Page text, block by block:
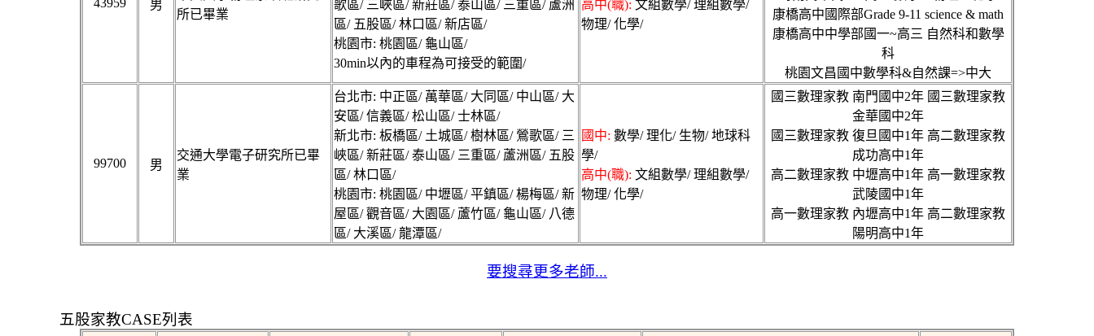
43959 男
所已畢業
歌區/ 三峽區/ 新莊區/ 泰山區/ 三重區/ 蘆洲
區/ 五股區/ 林口區/ 新店區/
桃園市: 桃園區/ 龜山區/
30min以內的車程為可接受的範圍/
高中(職): 文組數學/ 理組數學/
物理/ 化學/
康橋高中國際部Grade 9-11 science & math
康橋高中中學部國一~高三 自然科和數學
科
桃園文昌國中數學科&自然課=>中大
99700 男
交通大學電子研究所已畢
業
台北市: 中正區/ 萬華區/ 大同區/ 中山區/ 大
安區/ 信義區/ 松山區/ 士林區/
新北市: 板橋區/ 土城區/ 樹林區/ 鶯歌區/ 三
峽區/ 新莊區/ 泰山區/ 三重區/ 蘆洲區/ 五股
區/ 林口區/
桃園市: 桃園區/ 中壢區/ 平鎮區/ 楊梅區/ 新
屋區/ 觀音區/ 大園區/ 蘆竹區/ 龜山區/ 八德
區/ 大溪區/ 龍潭區/
國中: 數學/ 理化/ 生物/ 地球科
學/
高中(職): 文組數學/ 理組數學/
物理/ 化學/
國三數理家教 南門國中2年 國三數理家教
金華國中2年
國三數理家教 復旦國中1年 高二數理家教
成功高中1年
高二數理家教 中壢高中1年 高一數理家教
武陵國中1年
高一數理家教 內壢高中1年 高二數理家教
陽明高中1年
要搜尋更多老師...
五股家教CASE列表